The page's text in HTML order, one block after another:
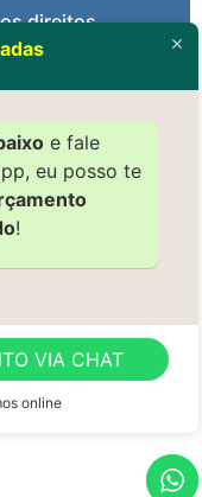
direitos
e
e Elétrica em
Material
seu
e fale
eu posso te
!
VIA CHAT
online